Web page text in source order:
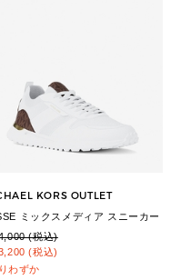
KORS OUTLET
ミックスメディア スニーカー
(税込)
(税込)
わずか